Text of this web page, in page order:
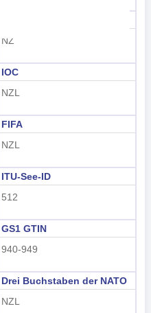
NZ
IOC
NZL
FIFA
NZL
ITU-See-ID
512
GS1 GTIN
940-949
Drei Buchstaben der NATO
NZL